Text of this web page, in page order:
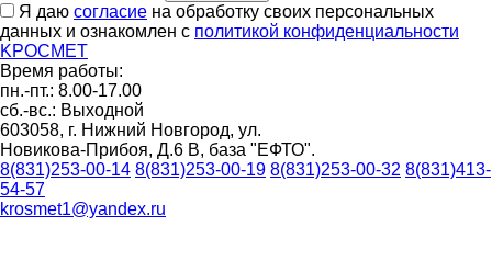
Я даю согласие на обработку своих персональных
данных и ознакомлен с политикой конфиденциальности
KРОСМ ЕТ
Время работы:
пн.-пт.: 8.00-17.00
сб.-вс.: Выходной
603058, г. Нижний Новгород, ул.
Новикова-Прибоя, Д.6 В, база "ЕФТО".
8(831)253-00-14 8(831)253-00-19 8(831)253-00-32 8(831)413-
54-57
krosmet1@yandex.ru